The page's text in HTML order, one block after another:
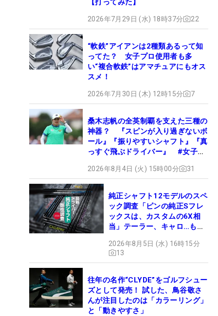
【打ってみた】
2026年7月29日 (水) 18時37分 22
“軟鉄”アイアンは2種類あるって知
ってた？ 女子プロ使用者も多
い“複合軟鉄”はアマチュアにもオス
スメ！
2026年7月30日 (木) 12時15分 7
桑木志帆の全英制覇を支えた三種の
神器？ 『スピンが入り過ぎないボ
ール』『振りやすいシャフト』『真
っすぐ飛ぶドライバー』 #女子プ
2026年8月4日 (火) 15時00分 31
純正シャフト12モデルのスペ
ック調査「ピンの純正Sフレ
ックスは、カスタムの6X相
当」テーラー、キャロ…もチ
2026年8月5日 (水) 16時15分
13
往年の名作“CLYDE”をゴルフシュー
ズとして発売！ 試した、鳥谷敬さ
んが注目したのは「カラーリング」
と「動きやすさ」